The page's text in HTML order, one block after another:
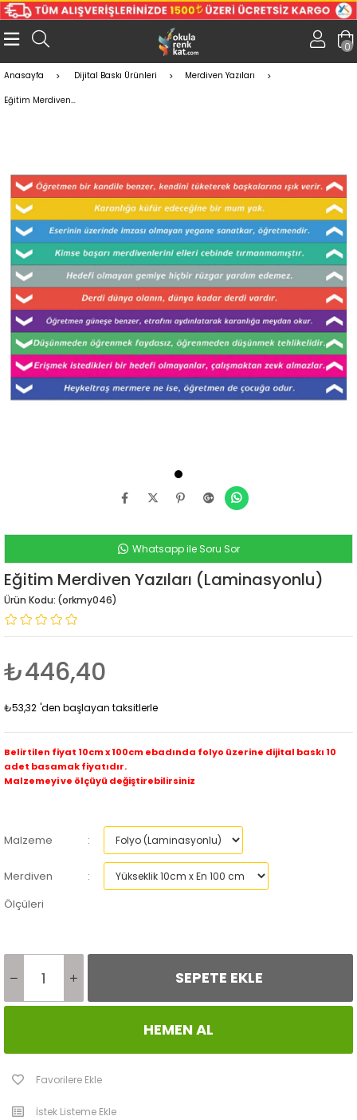
0
Anasayfa Dijital Baskı Ürünleri Merdiven Yazıları
Eğitim Merdiven Yazıları (Laminasyonlu)
Whatsapp ile Soru Sor
Eğitim Merdiven Yazıları (Laminasyonlu)
(orkmy046)
₺446,40
₺53,32 'den başlayan taksitlerle
Belirtilen fiyat 10cm x 100cm ebadında folyo üzerine dijital baskı 10
adet basamak fiyatıdır.
Malzemeyi ve ölçüyü değiştirebilirsiniz
Malzeme :
Merdiven
Ölçüleri
:
Favorilere Ekle
İstek Listeme Ekle